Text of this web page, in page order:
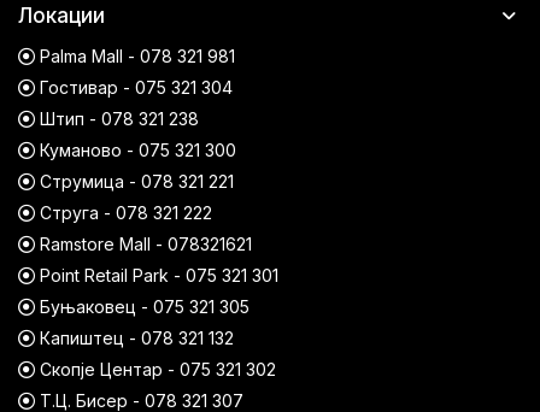
Локации
Palma Mall - 078 321 981
Гостивар - 075 321 304
Штип - 078 321 238
Куманово - 075 321 300
Струмица - 078 321 221
Струга - 078 321 222
Ramstore Mall - 078321621
Point Retail Park - 075 321 301
Буњаковец - 075 321 305
Капиштец - 078 321 132
Скопје Центар - 075 321 302
Т.Ц. Бисер - 078 321 307